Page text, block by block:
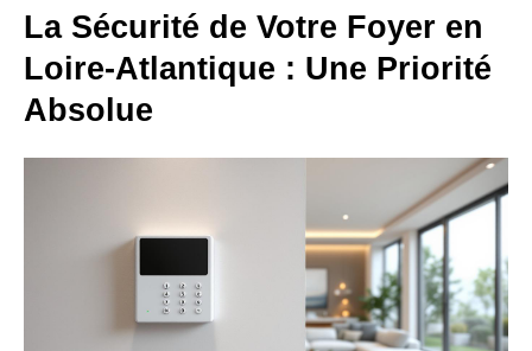
La Sécurité de Votre Foyer en
Loire-Atlantique : Une Priorité
Absolue